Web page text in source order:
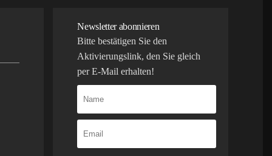
Newsletter abonnieren
Bitte bestätigen Sie den
Aktivierungslink, den Sie gleich
per E-Mail erhalten!